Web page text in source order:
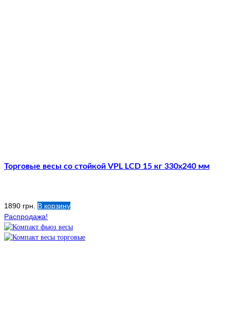
Торговые весы со стойкой VPL LCD 15 кг 330х240 мм
1890 грн.
В корзину
Распродажа!